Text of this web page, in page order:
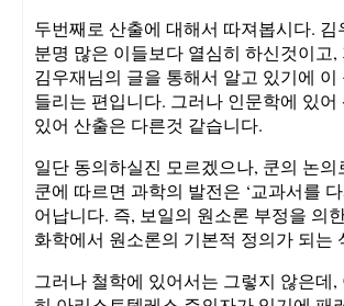
두번째로 산출에 대해서 따져봅시다.
분명 많은 이들보다 열심히 하신것이고,
김우재님의 글을 통해서 알고 있기에 이
들리는 편입니다. 그러나 인문학에 있어
있어 산출은 다른것 같습니다.
일단 동의하실진 모르겠으나, 쿤의 논의
쿤에 따르면 과학의 발전은 ‘교과서를
어납니다. 즉, 보일의 원소론 부정을 의
화학에서 원소론의 기본적 정의가 되는
그러나 철학에 있어서는 그렇지 않은데,